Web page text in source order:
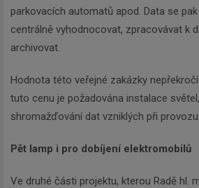
parkovacích automatů apod. Data se
centrálně vyhodnocovat, zpracovávat k
archivovat.
Hodnota této veřejné zakázky
tuto cenu je požadována instalace
shromažďování dat vzniklých při
Pět lamp i pro dobíjení elektromobilů
Ve druhé části projektu, kterou Radě hl.